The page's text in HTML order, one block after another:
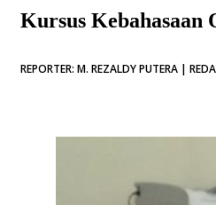
Kursus Kebahasaan
REPORTER: M. REZALDY PUTERA |